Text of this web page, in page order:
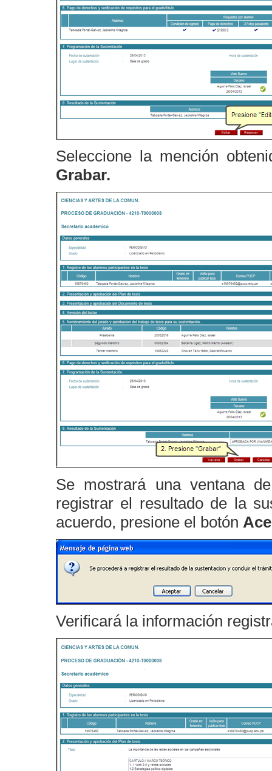
Seleccione la mención
Grabar.
Se mostrará una ventana
registrar el resultado de la
acuerdo, presione el botón
Verificará la información